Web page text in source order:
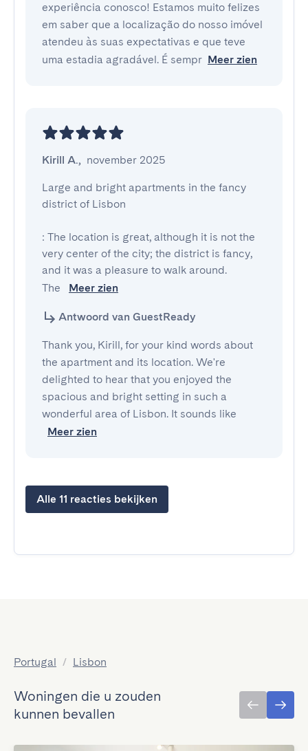
experiência conosco! Estamos muito felizes
em saber que a localização do nosso imóvel
atendeu às suas expectativas e que teve
uma estadia agradável. É sempr Meer zien
Kirill A., november 2025
Large and bright apartments in the fancy
district of Lisbon
: The location is great, although it is not the
very center of the city; the district is fancy,
and it was a pleasure to walk around.
The
Meer zien
Antwoord van GuestReady
Thank you, Kirill, for your kind words about
the apartment and its location. We're
delighted to hear that you enjoyed the
spacious and bright setting in such a
wonderful area of Lisbon. It sounds like
Meer zien
Alle 11 reacties bekijken
Portugal / Lisbon
Woningen die u zouden
kunnen bevallen